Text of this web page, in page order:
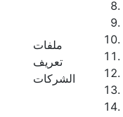
ملفات
تعريف
الشركات